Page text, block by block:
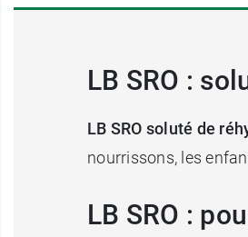
LB SRO :
LB SRO soluté de
nourrissons, les
LB SRO :